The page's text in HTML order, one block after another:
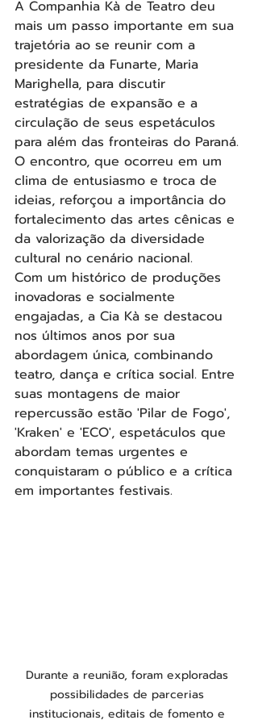
A Companhia Kà de Teatro deu
mais um passo importante em sua
trajetória ao se reunir com a
presidente da Funarte, Maria
Marighella, para discutir
estratégias de expansão e a
circulação de seus espetáculos
para além das fronteiras do Paraná.
O encontro, que ocorreu em um
clima de entusiasmo e troca de
ideias, reforçou a importância do
fortalecimento das artes cênicas e
da valorização da diversidade
cultural no cenário nacional.
Com um histórico de produções
inovadoras e socialmente
engajadas, a Cia Kà se destacou
nos últimos anos por sua
abordagem única, combinando
teatro, dança e crítica social. Entre
suas montagens de maior
repercussão estão 'Pilar de Fogo',
'Kraken' e 'ECO', espetáculos que
abordam temas urgentes e
conquistaram o público e a crítica
em importantes festivais.
Durante a reunião, foram exploradas
possibilidades de parcerias
institucionais, editais de fomento e